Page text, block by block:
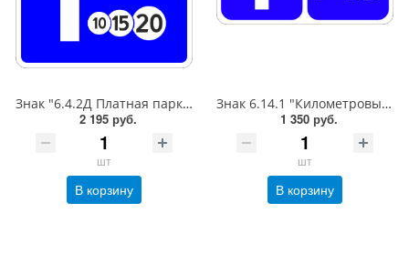
Знак "6.4.2Д Платная парковка для автотранспорта»,B=700Тип А (la) Инженерная (5 лет)металл 0.8 мм
2 195 руб.
шт
В корзину
Знак 6.14.1 "Километровый знак",350*700Тип А (1б) Микропризм. (7-9 лет)металл 0.8 мм
1 350 руб.
шт
В корзину